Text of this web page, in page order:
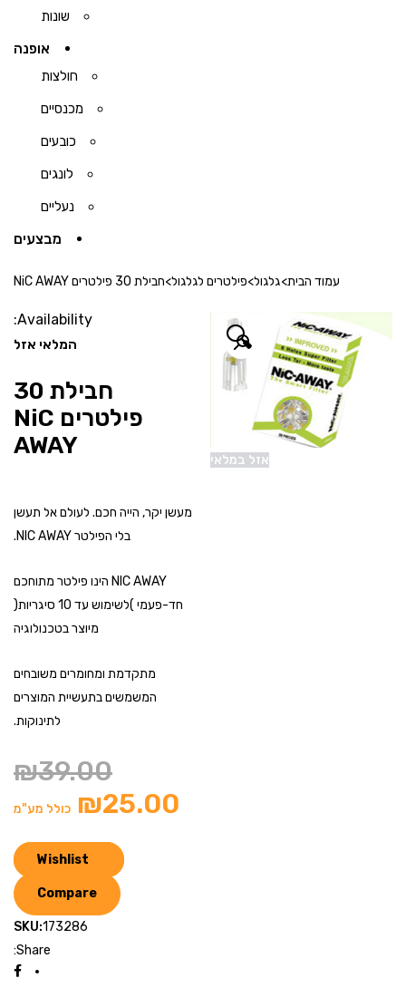
שונות
אופנה
חולצות
מכנסיים
כובעים
לונגים
נעליים
מבצעים
עמוד הבית>גלגול>פילטרים לגלגול>חבילת 30 פילטרים NiC AWAY
🔍
אזל במלאי
Availability:
המלאי אזל
חבילת 30
פילטרים NiC
AWAY
מעשן יקר, הייה חכם. לעולם אל תעשן
בלי הפילטר NIC AWAY.
NIC AWAY הינו פילטר מתוחכם
חד-פעמי )לשימוש עד 10 סיגריות(
מיוצר בטכנולוגיה
מתקדמת ומחומרים משובחים
המשמשים בתעשיית המוצרים
לתינוקות.
₪39.00
₪25.00 כולל מע"מ
Wishlist
Compare
SKU:173286
Share: